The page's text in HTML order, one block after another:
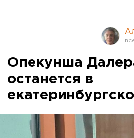
Опекунша
останется в